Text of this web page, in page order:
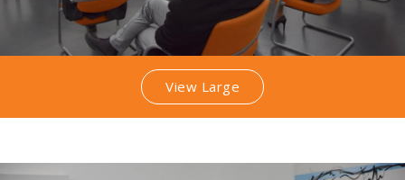
View Large